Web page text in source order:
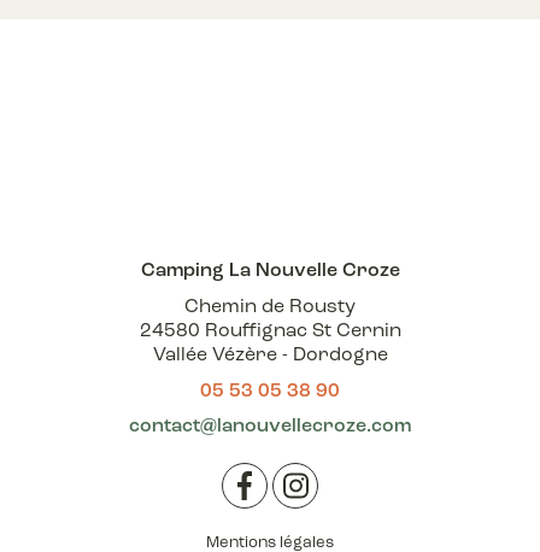
Camping La Nouvelle Croze
Chemin de Rousty
24580 Rouffignac St Cernin
Vallée Vézère - Dordogne
05 53 05 38 90
contact@lanouvellecroze.com
Mentions légales